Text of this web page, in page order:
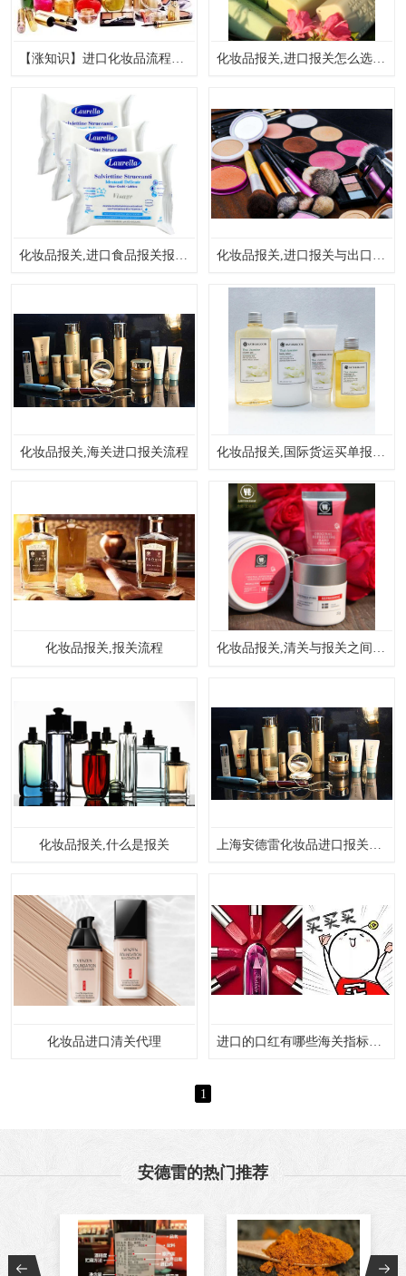
化妆品报关,海关进口报关流程
化妆品报关,报关流程 化妆品报关,清关与报关之间的区别
化妆品报关,什么是报关
化妆品进口清关代理
1
安德雷的热门推荐